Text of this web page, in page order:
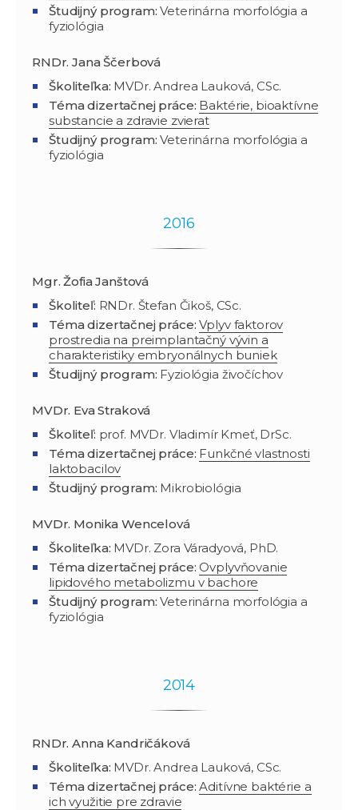
Študijný program: Veterinárna morfológia a
fyziológia
RNDr. Jana Ščerbová
Školiteľka: MVDr. Andrea Lauková, CSc.
Téma dizertačnej práce: Baktérie, bioaktívne
substancie a zdravie zvierat
Študijný program: Veterinárna morfológia a
fyziológia
2016
Mgr. Žofia Janštová
Školiteľ: RNDr. Štefan Čikoš, CSc.
Téma dizertačnej práce: Vplyv faktorov
prostredia na preimplantačný vývin a
charakteristiky embryonálnych buniek
Študijný program: Fyziológia živočíchov
MVDr. Eva Straková
Školiteľ: prof. MVDr. Vladimír Kmeť, DrSc.
Téma dizertačnej práce: Funkčné vlastnosti
laktobacilov
Študijný program: Mikrobiológia
MVDr. Monika Wencelová
Školiteľka: MVDr. Zora Váradyová, PhD.
Téma dizertačnej práce: Ovplyvňovanie
lipidového metabolizmu v bachore
Študijný program: Veterinárna morfológia a
fyziológia
2014
RNDr. Anna Kandričáková
Školiteľka: MVDr. Andrea Lauková, CSc.
Téma dizertačnej práce: Aditívne baktérie a
ich využitie pre zdravie